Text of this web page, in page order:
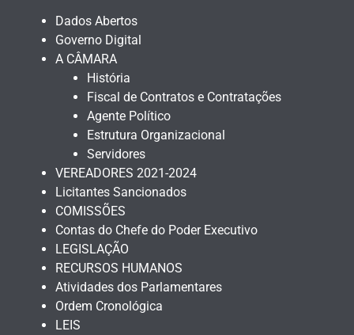
Dados Abertos
Governo Digital
A CÂMARA
História
Fiscal de Contratos e Contratações
Agente Político
Estrutura Organizacional
Servidores
VEREADORES 2021-2024
Licitantes Sancionados
COMISSÕES
Contas do Chefe do Poder Executivo
LEGISLAÇÃO
RECURSOS HUMANOS
Atividades dos Parlamentares
Ordem Cronológica
LEIS